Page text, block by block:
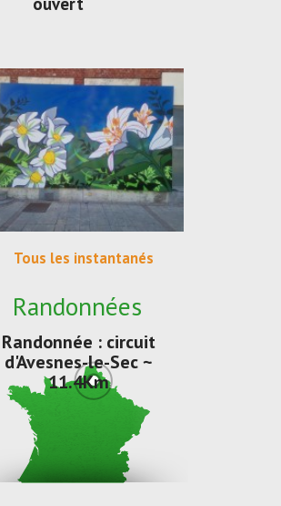
Tous les instantanés
Randonnées
Randonnée : circuit
d'Avesnes-le-Sec ~
11.4Km